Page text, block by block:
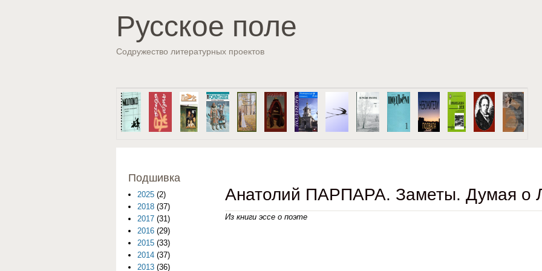
Русское поле
Содружество литературных проектов
Анатолий ПАРПАРА. Заметы. Думая о
Из книги эссе о поэте
Подшивка
2025 (2)
2018 (37)
2017 (31)
2016 (29)
2015 (33)
2014 (37)
2013 (36)